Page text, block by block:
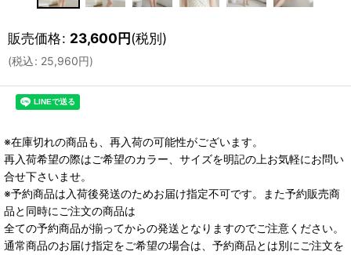
販売価格: 23,600円(税別)
(税込: 25,960円)
※在庫切れの商品も、再入荷の可能性がございます。
再入荷希望の際はご希望のカラー、サイズを明記の上お気軽にお問い
合せ下さいませ。
※予約商品は入荷後発送のためお届け指定不可です。また予約販売商
品と同時にご注文の商品は
全ての予約商品が揃ってからの発送となりますのでご注意ください。
通常商品のお届け指定をご希望の場合は、予約商品とは別にご注文を